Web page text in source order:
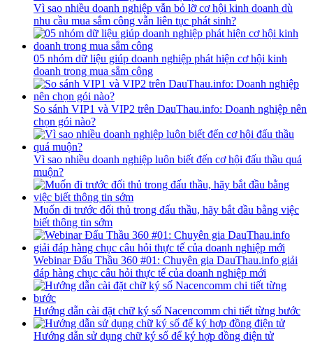
Vì sao nhiều doanh nghiệp vẫn bỏ lỡ cơ hội kinh doanh dù
nhu cầu mua sắm công vẫn liên tục phát sinh?
05 nhóm dữ liệu giúp doanh nghiệp phát hiện cơ hội kinh
doanh trong mua sắm công
So sánh VIP1 và VIP2 trên DauThau.info: Doanh nghiệp nên
chọn gói nào?
Vì sao nhiều doanh nghiệp luôn biết đến cơ hội đấu thầu quá
muộn?
Muốn đi trước đối thủ trong đấu thầu, hãy bắt đầu bằng việc
biết thông tin sớm
Webinar Đấu Thầu 360 #01: Chuyên gia DauThau.info giải
đáp hàng chục câu hỏi thực tế của doanh nghiệp mới
Hướng dẫn cài đặt chữ ký số Nacencomm chi tiết từng bước
Hướng dẫn sử dụng chữ ký số để ký hợp đồng điện tử